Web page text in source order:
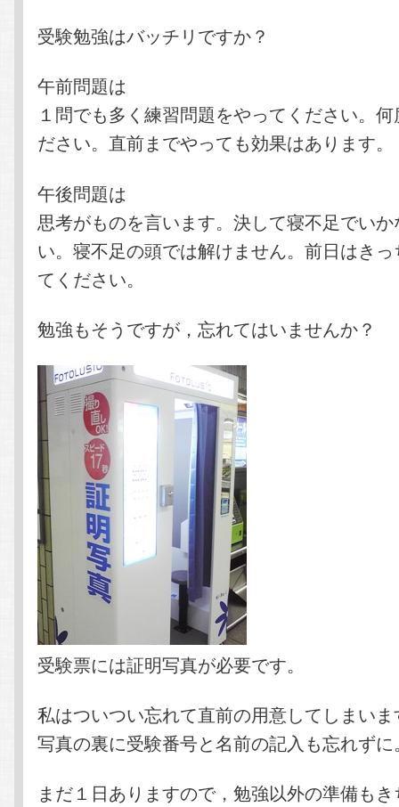
受験勉強はバッチリですか？
午前問題は
１問でも多く練習問題をやってください。
ださい。直前までやっても効果はあります。
午後問題は
思考がものを言います。決して寝不足でい
い。寝不足の頭では解けません。前日はき
てください。
勉強もそうですが，忘れてはいませんか？
受験票には証明写真が必要です。
私はついつい忘れて直前の用意してしまいま
写真の裏に受験番号と名前の記入も忘れずに
まだ１日ありますので，勉強以外の準備も